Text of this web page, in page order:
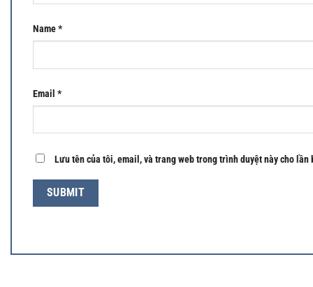
Name*
Email *
Lưu tên của tôi, email, và trang web trong trình duyệt này cho